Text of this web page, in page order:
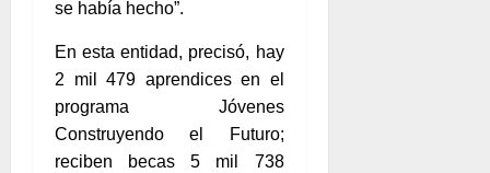
se había hecho”.
En esta entidad, precisó, hay
2 mil 479 aprendices en el
programa Jóvenes
Construyendo el Futuro;
reciben becas 5 mil 738